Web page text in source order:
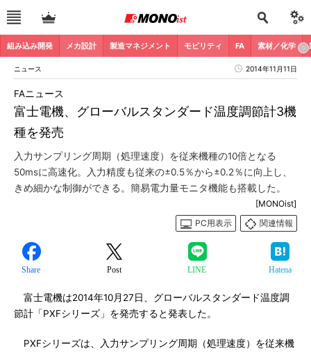
組み込み開発 メカ設計 製造マネジメント モビリティ FA 素材／化学
ニュース 2014年11月11日
富士電機、グローバルスタンダード温度調節計3機
種を発売
FAニュース
入力サンプリング周期（処理速度）を従来機種の10倍となる
50msに高速化。入力精度も従来の±0.5％から±0.2％に向上し、
きめ細かな制御ができる。簡易電力量モニタ機能も搭載した。
[MONOist]
PC用表示
関連情報
Share Post LINE Hatena
富士電機は2014年10月27日、グローバルスタンダード温度調
節計「PXFシリーズ」を発売すると発表した。
PXFシリーズは、入力サンプリング周期（処理速度）を従来機